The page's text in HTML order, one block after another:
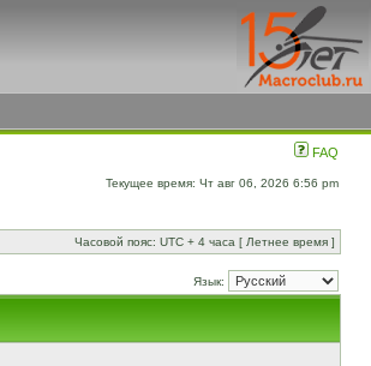
FAQ
Текущее время: Чт авг 06, 2026 6:56 pm
Часовой пояс: UTC + 4 часа [ Летнее время ]
Язык: